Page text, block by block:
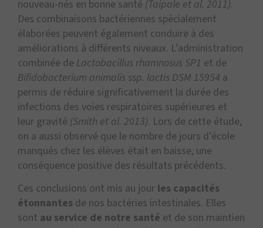
nouveau-nés en bonne santé (Taipale et al. 2011).
Des combinaisons bactériennes spécialement
élaborées peuvent également conduire à des
améliorations à différents niveaux. L’administration
combinée de Lactobacillus rhamnosus SP1 et de
Bifidobacterium animalis ssp. lactis DSM 15954 a
permis de réduire significativement la durée des
infections des voies respiratoires supérieures et
leur gravité (Smith et al. 2013). Lors de cette étude,
on a aussi observé que le nombre de jours d’école
manqués chez les élèves était en baisse, une
conséquence positive des résultats précédents.
Ces conclusions ont mis au jour les capacités
étonnantes de nos bactéries intestinales. Elles
sont au service de notre santé et de son maintien